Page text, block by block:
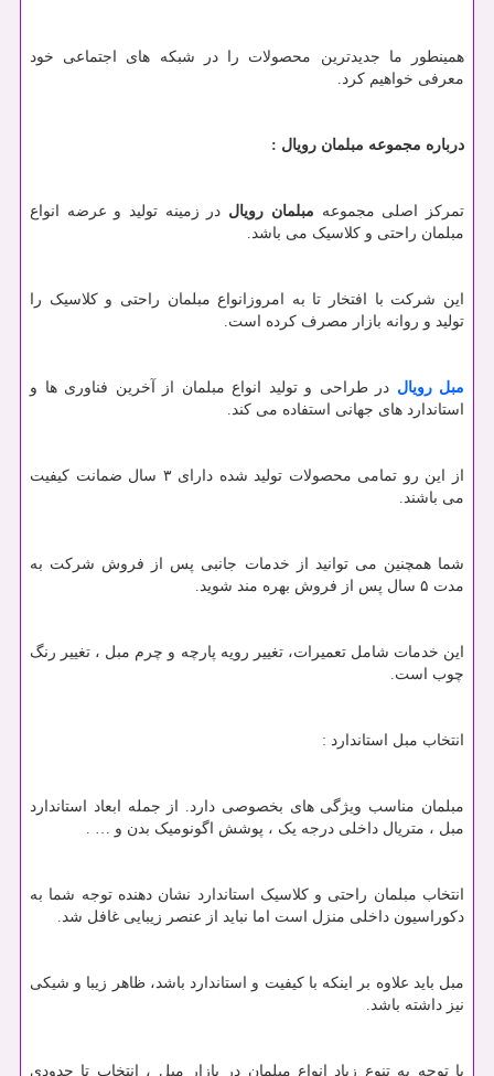
همینطور ما جدیدترین محصولات را در شبکه های اجتماعی خود
معرفی خواهیم کرد.
درباره مجموعه مبلمان رویال :
تمرکز اصلی مجموعه مبلمان رویال در زمینه تولید و عرضه انواع
مبلمان راحتی و کلاسیک می باشد.
این شرکت با افتخار تا به امروزانواع مبلمان راحتی و کلاسیک را
تولید و روانه بازار مصرف کرده است.
مبل رویال در طراحی و تولید انواع مبلمان از آخرین فناوری ها و
استاندارد های جهانی استفاده می کند.
از این رو تمامی محصولات تولید شده دارای ۳ سال ضمانت کیفیت
می باشند.
شما همچنین می توانید از خدمات جانبی پس از فروش شرکت به
مدت ۵ سال پس از فروش بهره مند شوید.
این خدمات شامل تعمیرات، تغییر رویه پارچه و چرم مبل ، تغییر رنگ
چوب است.
انتخاب مبل استاندارد :
مبلمان مناسب ویژگی های بخصوصی دارد. از جمله ابعاد استاندارد
مبل ، متریال داخلی درجه یک ، پوشش اگونومیک بدن و … .
انتخاب مبلمان راحتی و کلاسیک استاندارد نشان دهنده توجه شما به
دکوراسیون داخلی منزل است اما نباید از عنصر زیبایی غافل شد.
مبل باید علاوه بر اینکه با کیفیت و استاندارد باشد، ظاهر زیبا و شیکی
نیز داشته باشد.
با توجه به تنوع زیاد انواع مبلمان در بازار مبل ، انتخاب تا حدودی